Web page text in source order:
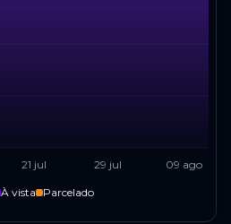
21 jul 29 jul 09 ago
À vista Parcelado